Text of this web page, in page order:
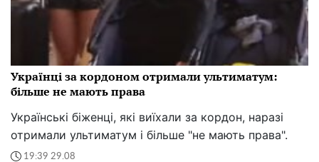
Українці за кордоном отримали ультиматум:
більше не мають права
Українські біженці, які виїхали за кордон, наразі
отримали ультиматум і більше "не мають права".
19:39 29.08